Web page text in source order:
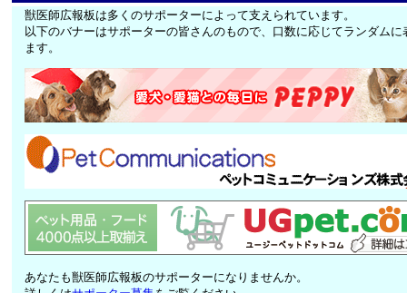
獣医師広報板は多くのサポーターによって支えられています。
以下のバナーはサポーターの皆さんのもので、口数に応じてランダムに
ます。
あなたも獣医師広報板のサポーターになりませんか。